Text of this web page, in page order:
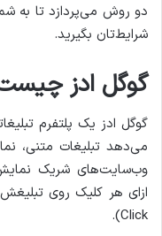
دو روش می‌پردازد تا به
شرایط‌تان بگیرید.
گوگل ادز
گوگل ادز یک پلتفرم
می‌دهد تبلیغات متنی،
وب‌سایت‌های شریک نمایش
Click).